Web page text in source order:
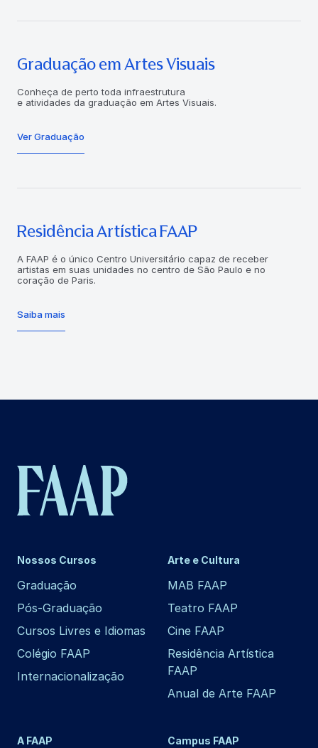
Graduação em Artes Visuais
Conheça de perto toda infraestrutura
e atividades da graduação em Artes Visuais.
Ver Graduação
Residência Artística FAAP
A FAAP é o único Centro Universitário capaz de receber
artistas em suas unidades no centro de São Paulo e no
coração de Paris.
Saiba mais
Nossos Cursos
Graduação
Pós-Graduação
Cursos Livres e Idiomas
Colégio FAAP
Internacionalização
Arte e Cultura
MAB FAAP
Teatro FAAP
Cine FAAP
Residência Artística
FAAP
Anual de Arte FAAP
A FAAP Campus FAAP